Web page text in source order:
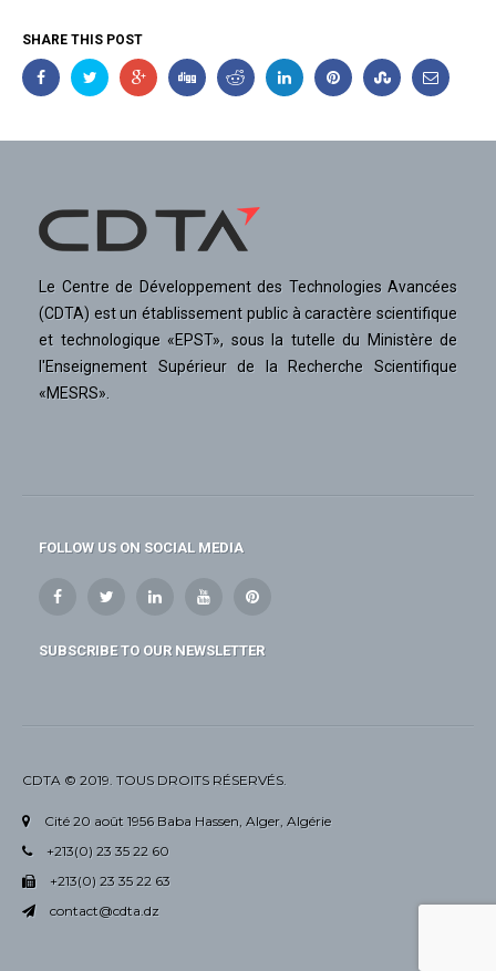
SHARE THIS POST
Le Centre de Développement des Technologies Avancées
(CDTA) est un établissement public à caractère scientifique
et technologique «EPST», sous la tutelle du Ministère de
l'Enseignement Supérieur de la Recherche Scientifique
«MESRS».
FOLLOW US ON SOCIAL MEDIA
SUBSCRIBE TO OUR NEWSLETTER
CDTA © 2019. TOUS DROITS RÉSERVÉS.
Cité 20 août 1956 Baba Hassen, Alger, Algérie
+213(0) 23 35 22 60
+213(0) 23 35 22 63
contact@cdta.dz